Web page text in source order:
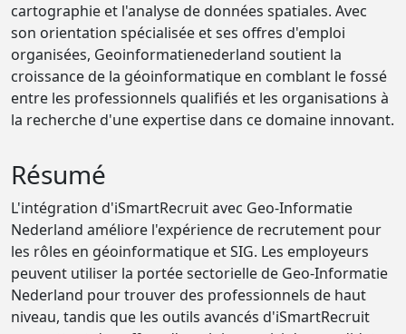
cartographie et l'analyse de données spatiales. Avec
son orientation spécialisée et ses offres d'emploi
organisées, Geoinformatienederland soutient la
croissance de la géoinformatique en comblant le fossé
entre les professionnels qualifiés et les organisations à
la recherche d'une expertise dans ce domaine innovant.
Résumé
L'intégration d'iSmartRecruit avec Geo-Informatie
Nederland améliore l'expérience de recrutement pour
les rôles en géoinformatique et SIG. Les employeurs
peuvent utiliser la portée sectorielle de Geo-Informatie
Nederland pour trouver des professionnels de haut
niveau, tandis que les outils avancés d'iSmartRecruit